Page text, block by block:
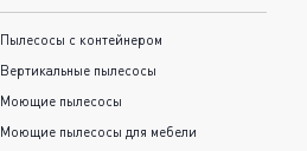
Пылесосы с контейнером
Вертикальные пылесосы
Моющие пылесосы
Моющие пылесосы для мебели